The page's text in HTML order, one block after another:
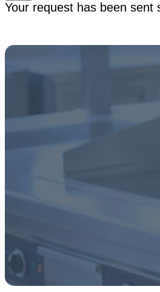
Your request has been sent